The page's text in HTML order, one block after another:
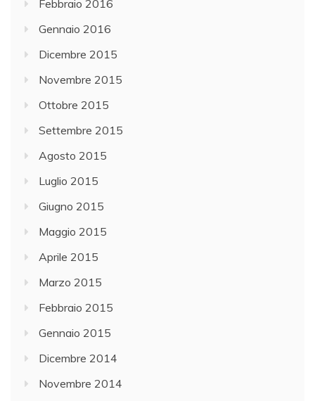
Febbraio 2016
Gennaio 2016
Dicembre 2015
Novembre 2015
Ottobre 2015
Settembre 2015
Agosto 2015
Luglio 2015
Giugno 2015
Maggio 2015
Aprile 2015
Marzo 2015
Febbraio 2015
Gennaio 2015
Dicembre 2014
Novembre 2014